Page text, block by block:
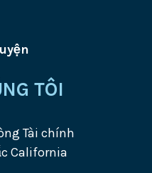
TÔI
Tài chính
California